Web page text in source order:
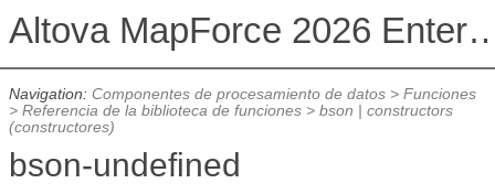
Altova MapForce 2026
Navigation: Componentes de procesamiento de datos> Funciones
> Referencia de la biblioteca de funciones> bson | constructors
(constructores)
bson-undefined